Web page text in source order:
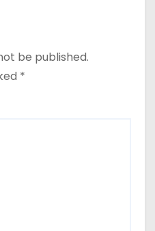
be published.
*